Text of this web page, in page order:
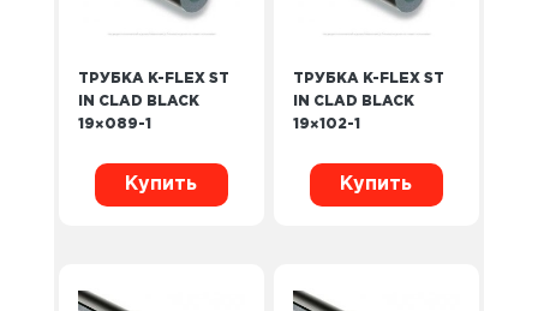
ТРУБКА K-FLEX ST
IN CLAD BLACK
19×089-1
Купить
ТРУБКА K-FLEX ST
IN CLAD BLACK
19×102-1
Купить